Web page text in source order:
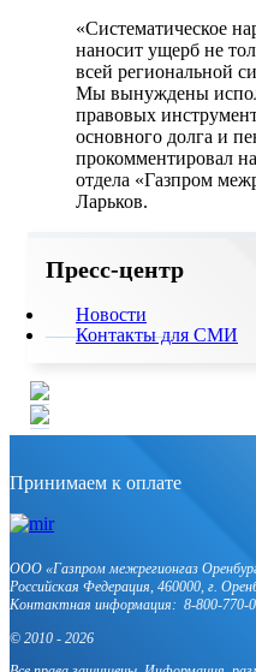
«Систематическое
наносит ущерб не
всей региональной
Мы вынуждены
правовых
основного долга и
прокомментировал
отдела «Газпром
Ларьков.
Пресс-центр
Новости
Контакты для СМИ
Принимаем к оплате
OOO «Газпром межрегионгаз
Российская Федерация, 460000, г.
Контактная информация: 8-800-770-
© 2010 - 2026